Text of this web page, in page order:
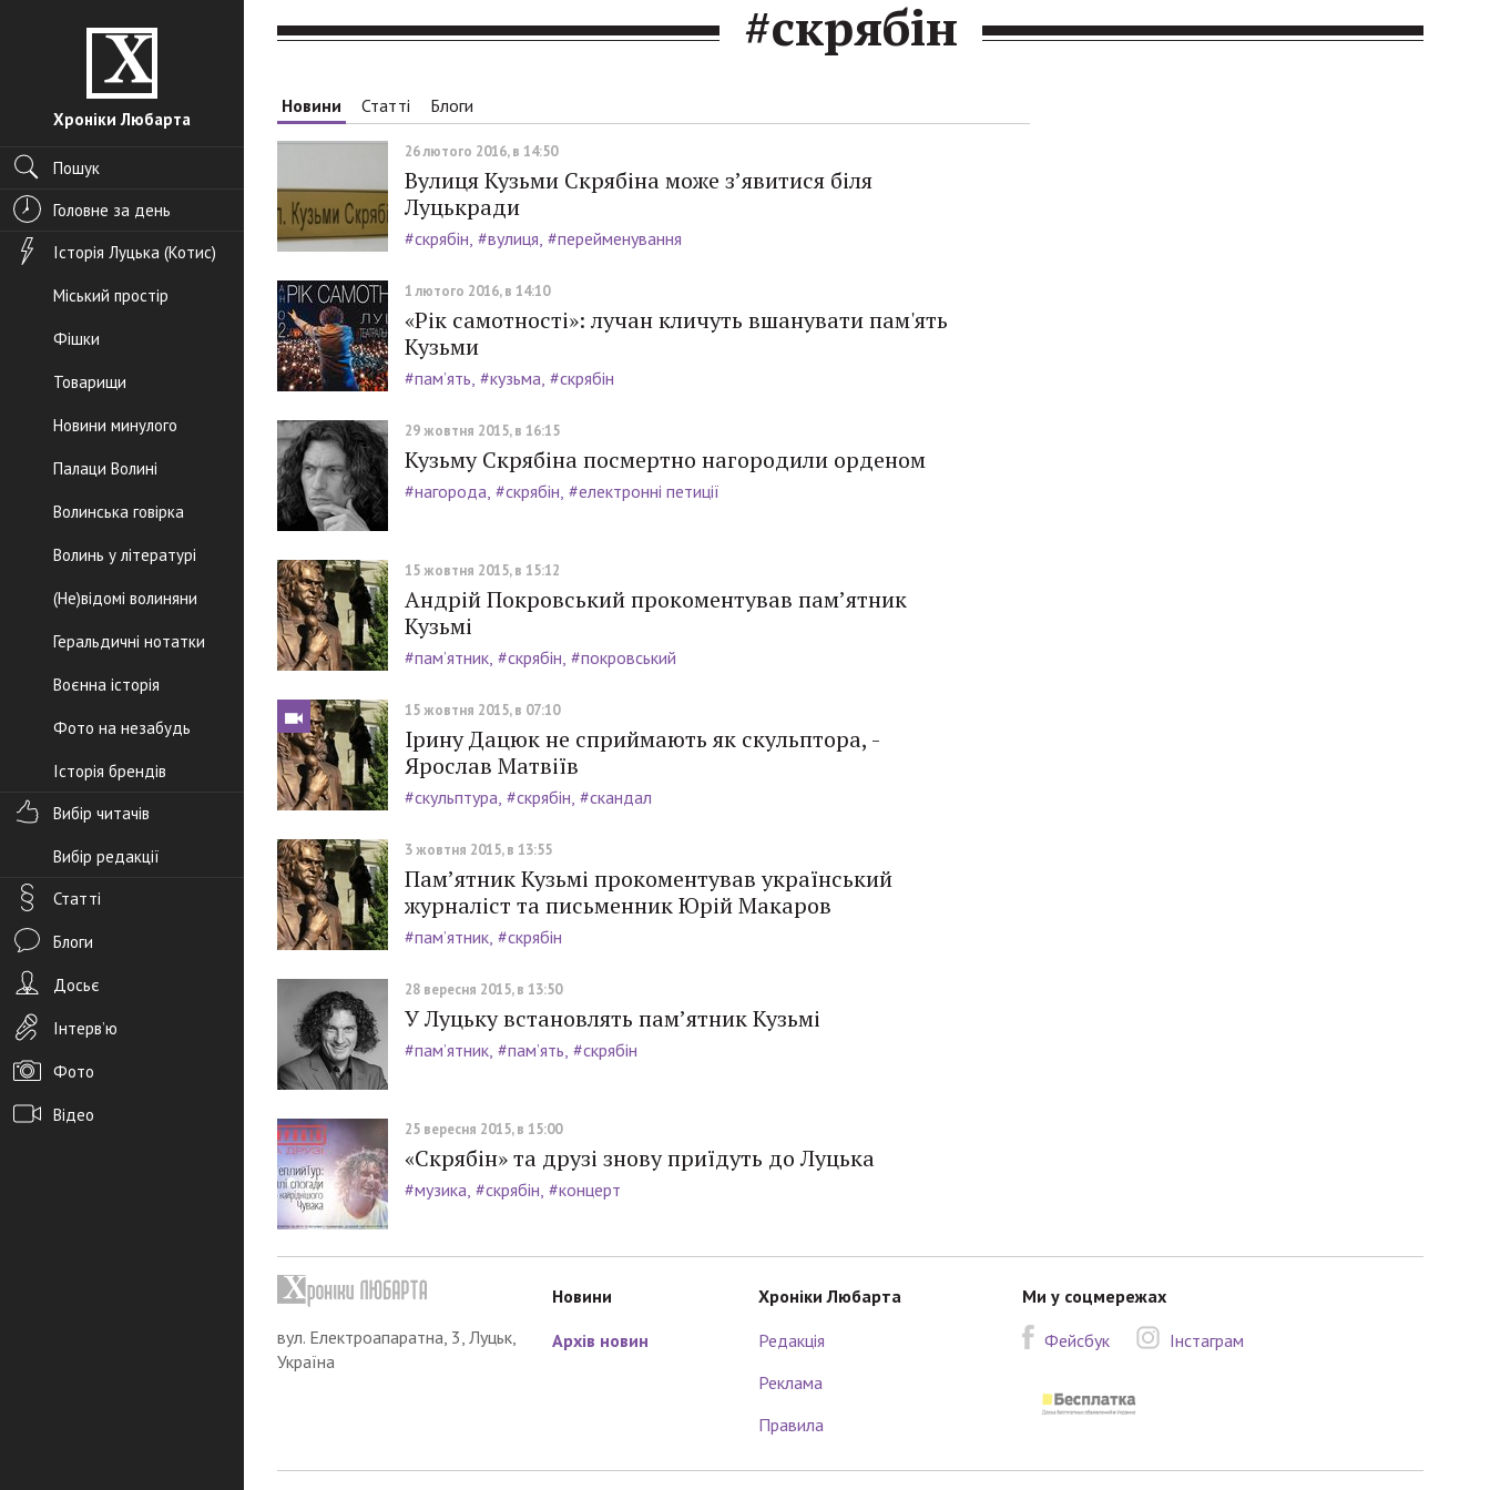
Хроніки Любарта
Пошук
Головне за день
Історія Луцька (Котис)
Міський простір
Фішки
Товарищи
Новини минулого
Палаци Волині
Волинська говірка
Волинь у літературі
(Не)відомі волиняни
Геральдичні нотатки
Воєнна історія
Фото на незабудь
Історія брендів
Вибір читачів
Вибір редакції
Статті
Блоги
Досьє
Інтерв’ю
Фото
Відео
#скрябін
Новини Статті Блоги
26 лютого 2016, в 14:50
Вулиця Кузьми Скрябіна може з’явитися біля
Луцькради
#скрябін #вулиця #перейменування
1 лютого 2016, в 14:10
«Рік самотності»: лучан кличуть вшанувати пам'ять
Кузьми
#пам’ять #кузьма #скрябін
29 жовтня 2015, в 16:15
Кузьму Скрябіна посмертно нагородили орденом
#нагорода #скрябін #електронні петиції
15 жовтня 2015, в 15:12
Андрій Покровський прокоментував пам’ятник
Кузьмі
#пам’ятник #скрябін #покровський
15 жовтня 2015, в 07:10
Ірину Дацюк не сприймають як скульптора, -
Ярослав Матвіїв
#скульптура #скрябін #скандал
3 жовтня 2015, в 13:55
Пам’ятник Кузьмі прокоментував український
журналіст та письменник Юрій Макаров
#пам’ятник #скрябін
28 вересня 2015, в 13:50
У Луцьку встановлять пам’ятник Кузьмі
#пам’ятник #пам’ять #скрябін
25 вересня 2015, в 15:00
«Скрябін» та друзі знову приїдуть до Луцька
#музика #скрябін #концерт
вул. Електроапаратна, 3, Луцьк,
Україна
Новини
Архів новин
Хроніки Любарта
Редакція
Реклама
Правила
Ми у соцмережах
Фейсбук
Інстаграм